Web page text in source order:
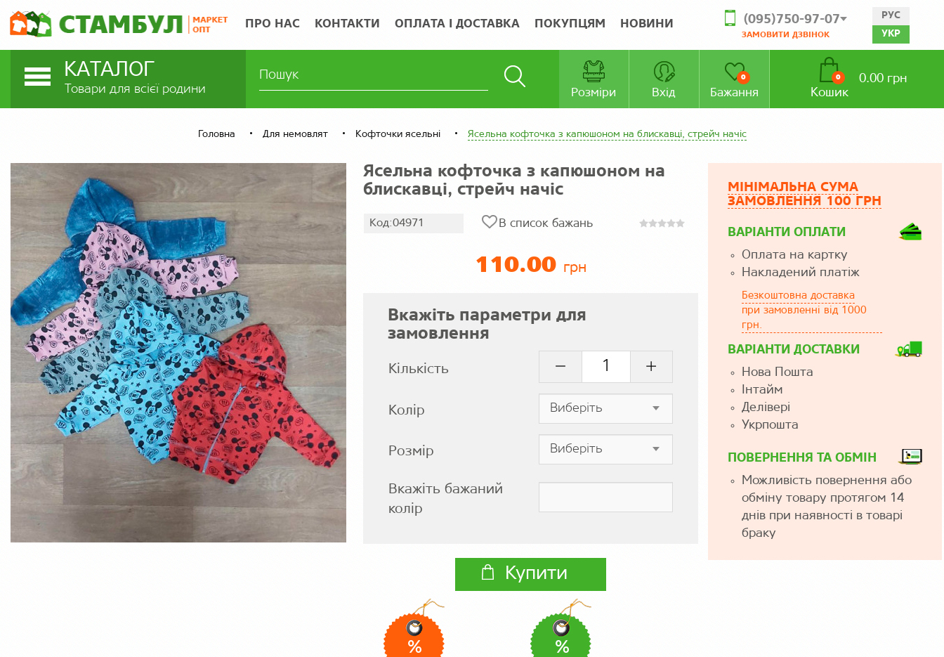
ПРО НАС КОНТАКТИ ОПЛАТА І ДОСТАВКА ПОКУПЦЯМ НОВИНИ (095)750-97-07
ЗАМОВИТИ ДЗВІНОК
РУС
УКР
КАТАЛОГ
Товари для всієї родини Розміри Вхід Бажання
0
Кошик
0 0.00 грн
Головна Для немовлят Кофточки ясельні Ясельна кофточка з капюшоном на блискавці, стрейч начіс
Ясельна кофточка з капюшоном на
блискавці, стрейч начіс
Код:04971 В список бажань
110.00 грн
Вкажіть параметри для
замовлення
Кількість
Колір
Розмір
Вкажіть бажаний
колір
Купити
% %
МІНІМАЛЬНА СУМА
ЗАМОВЛЕННЯ 100 ГРН
ВАРІАНТИ ОПЛАТИ
Оплата на картку
Накладений платіж
Безкоштовна доставка
при замовленні від 1000
грн.
ВАРІАНТИ ДОСТАВКИ
Нова Пошта
Інтайм
Делівері
Укрпошта
ПОВЕРНЕННЯ ТА ОБМІН
Можливість повернення або
обміну товару протягом 14
днів при наявності в товарі
браку